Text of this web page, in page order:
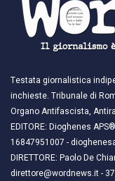
Testata giornalistica
inchieste. Tribunale di
Organo Antifascista,
EDITORE: Dioghenes
16847951007 -
DIRETTORE: Paolo De
direttore@wordnews.it -